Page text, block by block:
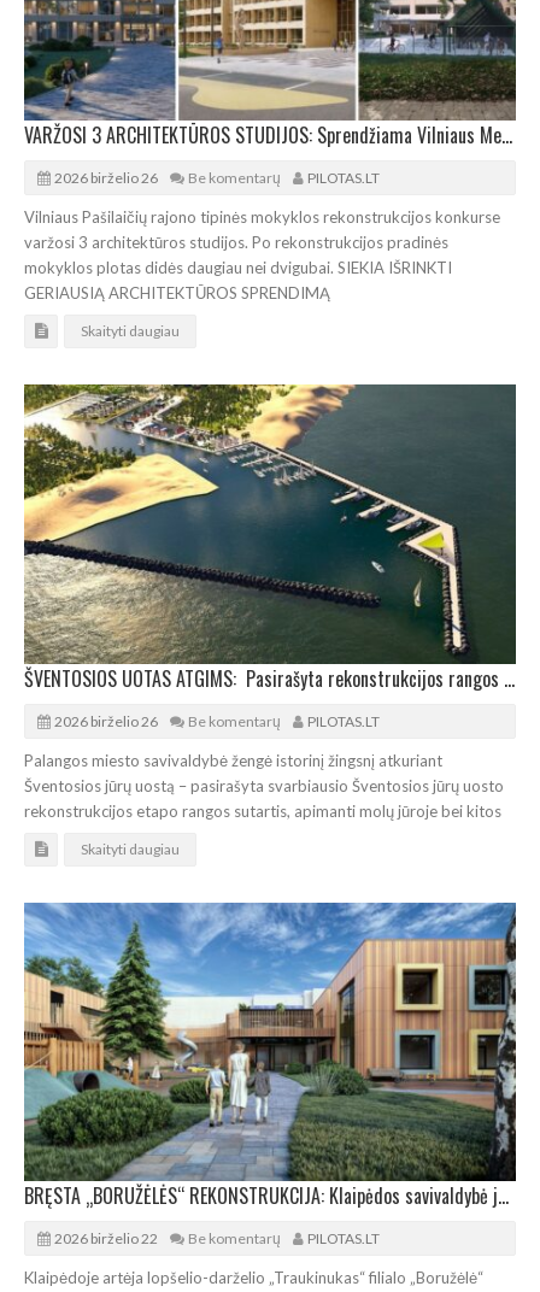
VARŽOSI 3 ARCHITEKTŪROS STUDIJOS: Sprendžiama Vilniaus Medeinos pradinės mokyklos ateitis
2026 birželio 26 Be komentarų PILOTAS.LT
Vilniaus Pašilaičių rajono tipinės mokyklos rekonstrukcijos konkurse
varžosi 3 architektūros studijos. Po rekonstrukcijos pradinės
mokyklos plotas didės daugiau nei dvigubai. SIEKIA IŠRINKTI
GERIAUSIĄ ARCHITEKTŪROS SPRENDIMĄ
Skaityti daugiau
ŠVENTOSIOS UOTAS ATGIMS: Pasirašyta rekonstrukcijos rangos sutartis
2026 birželio 26 Be komentarų PILOTAS.LT
Palangos miesto savivaldybė žengė istorinį žingsnį atkuriant
Šventosios jūrų uostą – pasirašyta svarbiausio Šventosios jūrų uosto
rekonstrukcijos etapo rangos sutartis, apimanti molų jūroje bei kitos
Skaityti daugiau
BRĘSTA „BORUŽĖLĖS“ REKONSTRUKCIJA: Klaipėdos savivaldybė jau išdavė statybos leidimą
2026 birželio 22 Be komentarų PILOTAS.LT
Klaipėdoje artėja lopšelio-darželio „Traukinukas“ filialo „Boružėlė“